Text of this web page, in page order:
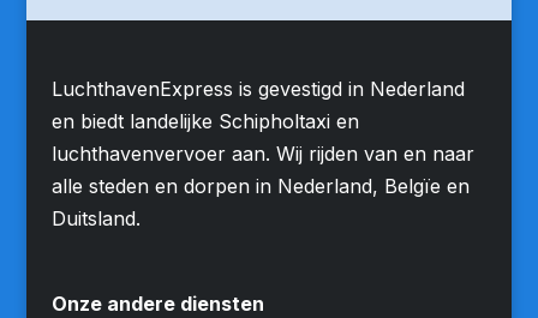
LuchthavenExpress is gevestigd in Nederland
en biedt landelijke Schipholtaxi en
luchthavenvervoer aan. Wij rijden van en naar
alle steden en dorpen in Nederland, Belgïe en
Duitsland.
Onze andere diensten